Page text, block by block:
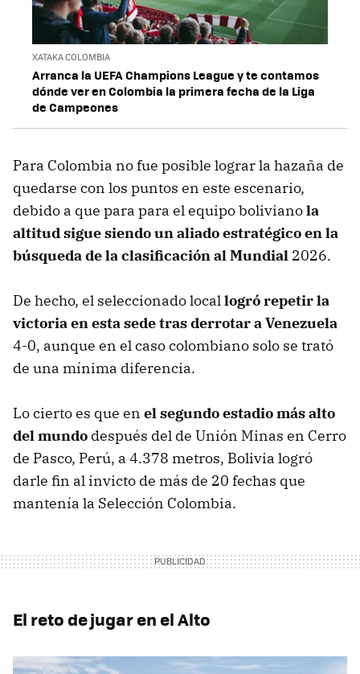
XATAKA COLOMBIA
Arranca la UEFA Champions League y te contamos
dónde ver en Colombia la primera fecha de la Liga
de Campeones
Para Colombia no fue posible lograr la hazaña de
quedarse con los puntos en este escenario,
debido a que para para el equipo bolivianola
altitud sigue siendo un aliado estratégico en la
búsqueda de la clasificación al Mundial 2026.
De hecho, el seleccionado locallogró repetir la
victoria en esta sede tras derrotar a Venezuela
4-0, aunque en el caso colombiano solo se trató
de una mínima diferencia.
Lo cierto es que en el segundo estadio más alto
del mundo después del de Unión Minas en Cerro
de Pasco, Perú, a 4.378 metros, Bolivia logró
darle fin al invicto de más de 20 fechas que
mantenía la Selección Colombia.
El reto de jugar en el Alto